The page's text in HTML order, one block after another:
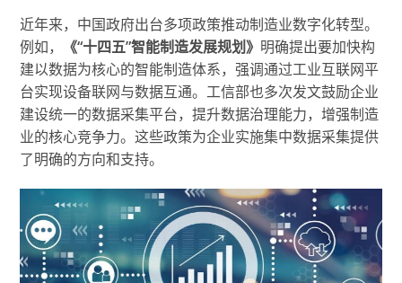
近年来，中国政府出台多项政策推动制造业数字化转型。
例如，
《“十四五”智能制造发展规划》 明确提出要加快构
建以数据为核心的智能制造体系，强调通过工业互联网平
台实现设备联网与数据互通。工信部也多次发文鼓励企业
建设统一的数据采集平台，提升数据治理能力，增强制造
业的核心竞争力。这些政策为企业实施集中数据采集提供
了明确的方向和支持。